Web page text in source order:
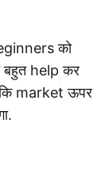
को
help कर
market ऊपर